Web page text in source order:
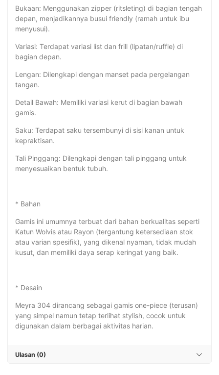
Bukaan: Menggunakan zipper (ritsleting) di bagian tengah
depan, menjadikannya busui friendly (ramah untuk ibu
menyusui).
Variasi: Terdapat variasi list dan frill (lipatan/ruffle) di
bagian depan.
Lengan: Dilengkapi dengan manset pada pergelangan
tangan.
Detail Bawah: Memiliki variasi kerut di bagian bawah
gamis.
Saku: Terdapat saku tersembunyi di sisi kanan untuk
kepraktisan.
Tali Pinggang: Dilengkapi dengan tali pinggang untuk
menyesuaikan bentuk tubuh.
* Bahan
Gamis ini umumnya terbuat dari bahan berkualitas seperti
Katun Wolvis atau Rayon (tergantung ketersediaan stok
atau varian spesifik), yang dikenal nyaman, tidak mudah
kusut, dan memiliki daya serap keringat yang baik.
* Desain
Meyra 304 dirancang sebagai gamis one-piece (terusan)
yang simpel namun tetap terlihat stylish, cocok untuk
digunakan dalam berbagai aktivitas harian.
Ulasan (0)